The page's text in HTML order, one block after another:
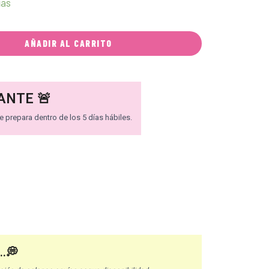
AÑADIR AL CARRITO
🚨
prepara dentro de los 5 días hábiles.